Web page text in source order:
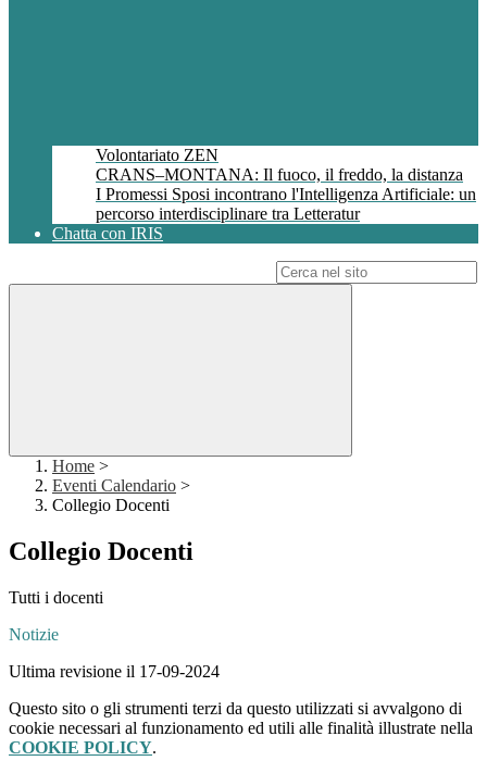
Volontariato ZEN
CRANS–MONTANA: Il fuoco, il freddo, la distanza
I Promessi Sposi incontrano l'Intelligenza Artificiale: un
percorso interdisciplinare tra Letteratur
Chatta con IRIS
Home >
Eventi Calendario >
Collegio Docenti
Collegio Docenti
Tutti i docenti
Notizie
Ultima revisione il 17-09-2024
Questo sito o gli strumenti terzi da questo utilizzati si avvalgono di
cookie necessari al funzionamento ed utili alle finalità illustrate nella
COOKIE POLICY.